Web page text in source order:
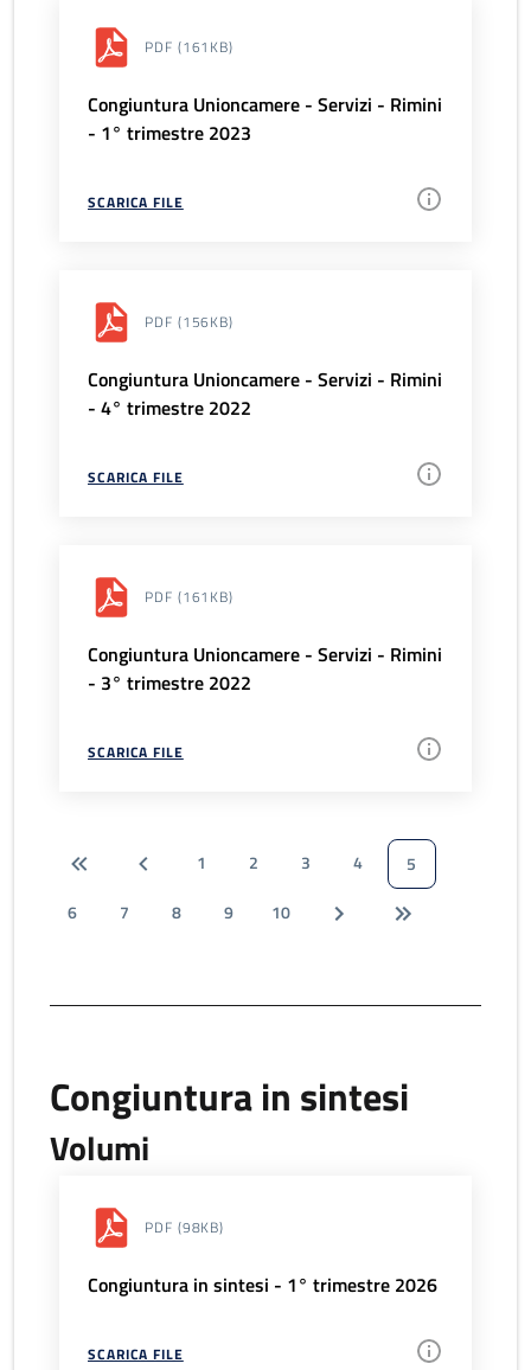
PDF (161KB)
Congiuntura Unioncamere - Servizi - Rimini
- 1° trimestre 2023
SCARICA FILE
PDF (156KB)
Congiuntura Unioncamere - Servizi - Rimini
- 4° trimestre 2022
SCARICA FILE
PDF (161KB)
Congiuntura Unioncamere - Servizi - Rimini
- 3° trimestre 2022
SCARICA FILE
1 2 3 4
5
6
7 8 9 10
Congiuntura in sintesi
Volumi
PDF (98KB)
Congiuntura in sintesi - 1° trimestre 2026
SCARICA FILE